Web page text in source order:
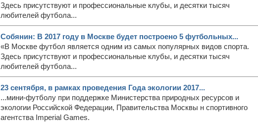
Здесь присутствуют и профессиональные клубы, и десятки тысяч
любителей футбола...
Собянин: В 2017 году в Москве будет построено 5 футбольных...
«В Москве футбол является одним из самых популярных видов спорта.
Здесь присутствуют и профессиональные клубы, и десятки тысяч
любителей футбола...
23 сентября, в рамках проведения Года экологии 2017...
...мини-футболу при поддержке Министерства природных ресурсов и
экологии Российской Федерации, Правительства Москвы н спортивного
агентства Imperial Games.